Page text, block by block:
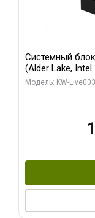
Системный
(Alder Lake,
Sinotex GTX1650
Модель: KW-